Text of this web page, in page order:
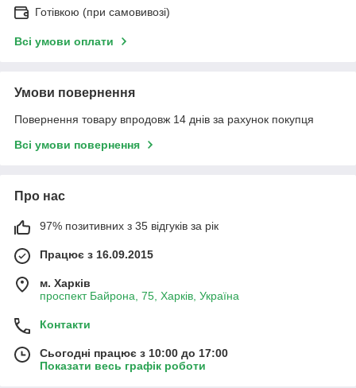
Готівкою (при самовивозі)
Всі умови оплати
Умови повернення
Повернення товару впродовж 14 днів за рахунок покупця
Всі умови повернення
Про нас
97% позитивних з 35 відгуків за рік
Працює з 16.09.2015
м. Харків
проспект Байрона, 75, Харків, Україна
Контакти
Сьогодні працює з 10:00 до 17:00
Показати весь графік роботи